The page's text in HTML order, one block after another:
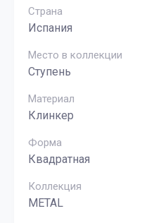
Страна
Испания
Место в коллекции
Ступень
Материал
Клинкер
Форма
Квадратная
Коллекция
METAL